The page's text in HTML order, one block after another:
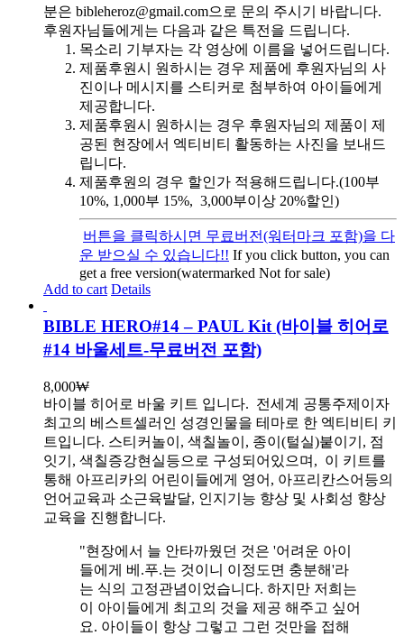
분은 bibleheroz@gmail.com으로 문의 주시기 바랍니다.
후원자님들에게는 다음과 같은 특전을 드립니다.
목소리 기부자는 각 영상에 이름을 넣어드립니다.
제품후원시 원하시는 경우 제품에 후원자님의 사
진이나 메시지를 스티커로 첨부하여 아이들에게
제공합니다.
제품후원시 원하시는 경우 후원자님의 제품이 제
공된 현장에서 엑티비티 활동하는 사진을 보내드
립니다.
제품후원의 경우 할인가 적용해드립니다.(100부
10%, 1,000부 15%, 3,000부이상 20%할인)
버튼을 클릭하시면 무료버전(워터마크 포함)을 다
운 받으실 수 있습니다!! If you click button, you can
get a free version(watermarked Not for sale)
Add to cart Details
BIBLE HERO#14 – PAUL Kit (바이블 히어로
#14 바울세트-무료버전 포함)
8,000₩
바이블 히어로 바울 키트 입니다. 전세계 공통주제이자
최고의 베스트셀러인 성경인물을 테마로 한 엑티비티 키
트입니다. 스티커놀이, 색칠놀이, 종이(털실)붙이기, 점
잇기, 색칠증강현실등으로 구성되어있으며, 이 키트를
통해 아프리카의 어린이들에게 영어, 아프리칸스어등의
언어교육과 소근육발달, 인지기능 향상 및 사회성 향상
교육을 진행합니다.
"현장에서 늘 안타까웠던 것은 '어려운 아이
들에게 베.푸.는 것이니 이정도면 충분해'라
는 식의 고정관념이었습니다. 하지만 저희는
이 아이들에게 최고의 것을 제공 해주고 싶어
요. 아이들이 항상 그렇고 그런 것만을 접해